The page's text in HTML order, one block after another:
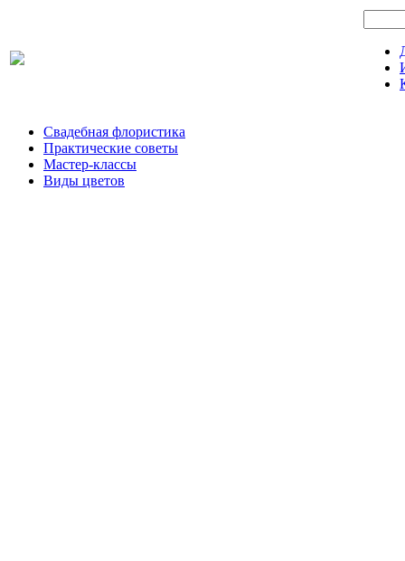
Свадебная флористика
Практические советы
Мастер-классы
Виды цветов